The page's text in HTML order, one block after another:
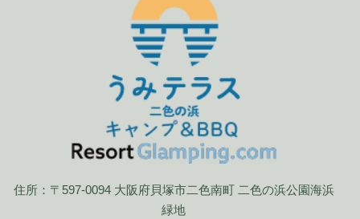
住所：〒597-0094 大阪府貝塚市二色南町 二色の浜公園海浜
緑地